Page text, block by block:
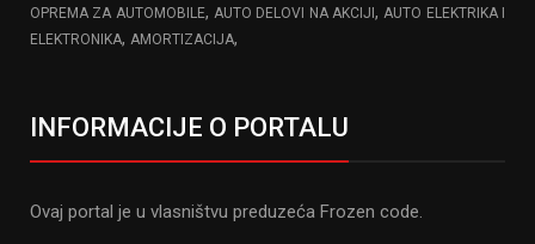
OPREMA ZA AUTOMOBILE,AUTO DELOVI NA AKCIJI,AUTO ELEKTRIKA I
ELEKTRONIKA, AMORTIZACIJA,
INFORMACIJE O PORTALU
Ovaj portal je u vlasništvu preduzeća Frozen code.